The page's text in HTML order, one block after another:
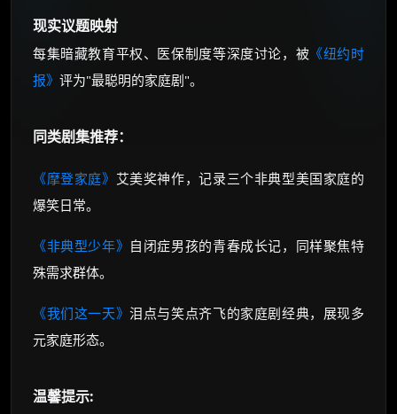
现实议题映射
每集暗藏教育平权、医保制度等深度讨论，被 《纽约时
报》 评为"最聪明的家庭剧"。
同类剧集推荐：
《摩登家庭》 艾美奖神作，记录三个非典型美国家庭的
爆笑日常。
《非典型少年》 自闭症男孩的青春成长记，同样聚焦特
殊需求群体。
《我们这一天》泪点与笑点齐飞的家庭剧经典，展现多
元家庭形态。
温馨提示: